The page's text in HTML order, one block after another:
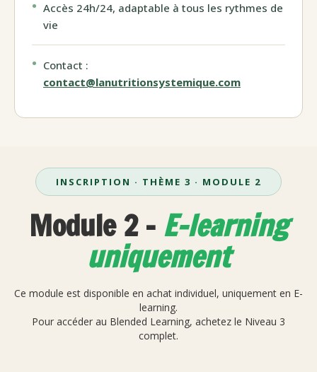
Accès 24h/24, adaptable à tous les rythmes de
vie
Contact :
contact@lanutritionsystemique.com
INSCRIPTION · THÈME 3 · MODULE 2
Module 2 - E-learning
uniquement
Ce module est disponible en achat individuel, uniquement en E-
learning.
Pour accéder au Blended Learning, achetez le Niveau 3
complet.